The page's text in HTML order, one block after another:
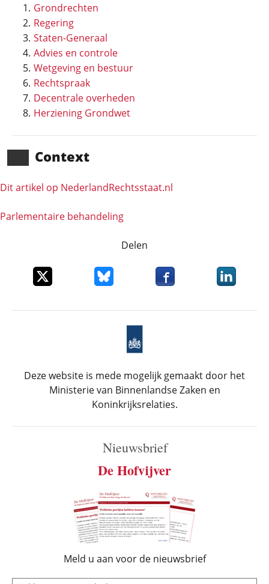
Grondrechten
Regering
Staten-Generaal
Advies en controle
Wetgeving en bestuur
Rechtspraak
Decentrale overheden
Herziening Grondwet
Context
Dit artikel op NederlandRechts­staat.nl
Parlementaire behandeling
Delen
Deel dit item op XDeel dit item op Bluesky
Deel dit item opDeel dit
Deze website is mede mogelijk gemaakt door het
Ministerie van Binnenlandse Zaken en
Koninkrijksrelaties.
Nieuwsbrief
De Hofvijver
Meld u aan voor de nieuwsbrief